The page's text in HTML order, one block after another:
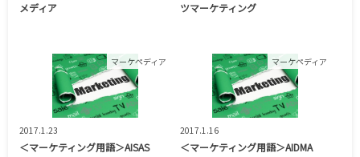
メディア
ツマーケティング
マーケペディア
2017.1.23
＜マーケティング用語＞AISAS
マーケペディア
2017.1.16
＜マーケティング用語＞AIDMA